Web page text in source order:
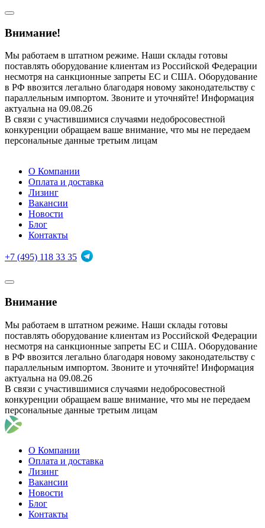
Внимание!
Мы работаем в штатном режиме. Наши склады готовы
поставлять оборудование клиентам из Российской Федерации
несмотря на санкционные запреты ЕС и США. Оборудование
в РФ ввозится легально благодаря новому законодательству с
параллельным импортом. Звоните и уточняйте! Информация
актуальна на 09.08.26
В связи с участившимися случаями недобросовестной
конкуренции обращаем ваше внимание, что мы не передаем
персональные данные третьим лицам
О Компании
Оплата и доставка
Лизинг
Вакансии
Новости
Блог
Контакты
+7 (495) 118 33 35
Внимание
Мы работаем в штатном режиме. Наши склады готовы
поставлять оборудование клиентам из Российской Федерации
несмотря на санкционные запреты ЕС и США. Оборудование
в РФ ввозится легально благодаря новому законодательству с
параллельным импортом. Звоните и уточняйте! Информация
актуальна на 09.08.26
В связи с участившимися случаями недобросовестной
конкуренции обращаем ваше внимание, что мы не передаем
персональные данные третьим лицам
О Компании
Оплата и доставка
Лизинг
Вакансии
Новости
Блог
Контакты